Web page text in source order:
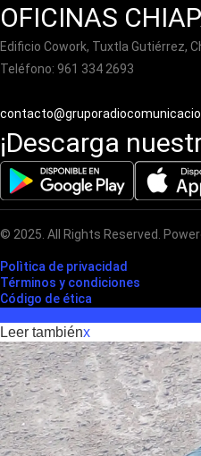
OFICINAS
Edificio Cowork, Tuxtla Gutiérrez,
Teléfono: 961 334 2693
¡Descarga
© 2025. All Rights Reserved.
Polìtica de privacidad
Términos y condiciones
Código de ética
Leer tambiénx